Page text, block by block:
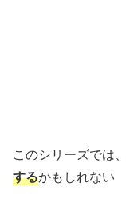
このシリーズでは、
するかもしれない